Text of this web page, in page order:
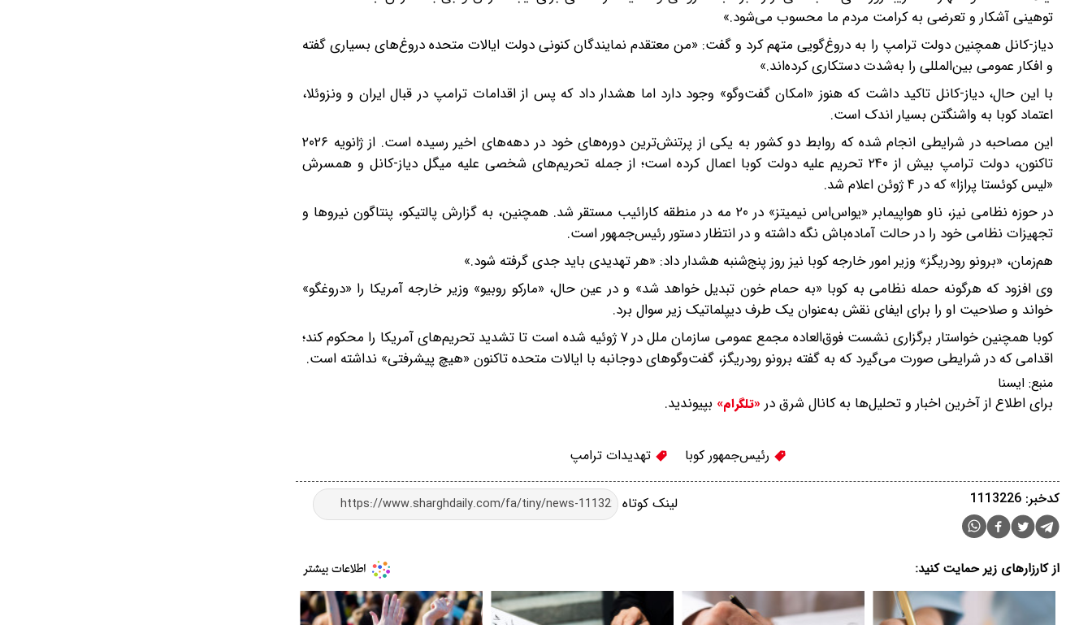
توهینی آشکار و تعرضی به کرامت مردم ما محسوب می‌شود.»
دیاز-کانل همچنین دولت ترامپ را به دروغ‌گویی متهم کرد و گفت: «من معتقدم نمایندگان کنونی دولت ایالات متحده دروغ‌های بسیاری گفته‌
و افکار عمومی بین‌المللی را به‌شدت دستکاری کرده‌اند.»
با این حال، دیاز-کانل تاکید داشت که هنوز «امکان گفت‌وگو» وجود دارد اما هشدار داد که پس از اقدامات ترامپ در قبال ایران و ونزوئلا،
اعتماد کوبا به واشنگتن بسیار اندک است.
این مصاحبه در شرایطی انجام شده که روابط دو کشور به یکی از پرتنش‌ترین دوره‌های خود در دهه‌های اخیر رسیده است. از ژانویه ۲۰۲۶
تاکنون، دولت ترامپ بیش از ۲۴۰ تحریم علیه دولت کوبا اعمال کرده است؛ از جمله تحریم‌های شخصی علیه میگل دیاز-کانل و همسرش
«لیس کوئستا پرازا» که در ۴ ژوئن اعلام شد.
در حوزه نظامی نیز، ناو هواپیمابر «یواس‌اس نیمیتز» در ۲۰ مه در منطقه کارائیب مستقر شد. همچنین، به گزارش پالتیکو، پنتاگون نیروها و
تجهیزات نظامی خود را در حالت آماده‌باش نگه داشته و در انتظار دستور رئیس‌جمهور است.
هم‌زمان، «برونو رودریگز» وزیر امور خارجه کوبا نیز روز پنج‌شنبه هشدار داد: «هر تهدیدی باید جدی گرفته شود.»
وی افزود که هرگونه حمله نظامی به کوبا «به حمام خون تبدیل خواهد شد» و در عین حال، «مارکو روبیو» وزیر خارجه آمریکا را «دروغگو»
خواند و صلاحیت او را برای ایفای نقش به‌عنوان یک طرف دیپلماتیک زیر سوال برد.
کوبا همچنین خواستار برگزاری نشست فوق‌العاده مجمع عمومی سازمان ملل در ۷ ژوئیه شده است تا تشدید تحریم‌های آمریکا را محکوم کند؛
اقدامی که در شرایطی صورت می‌گیرد که به گفته برونو رودریگز، گفت‌وگوهای دوجانبه با ایالات متحده تاکنون «هیچ پیشرفتی» نداشته است.
منبع: ايسنا
برای اطلاع از آخرین اخبار و تحلیل‌ها به کانال شرق در «تلگرام» بپیوندید.
رئیس‌جمهور کوبا تهدیدات ترامپ
لینک کوتاه کدخبر: 1113226
از کارزارهای زیر حمایت کنید: